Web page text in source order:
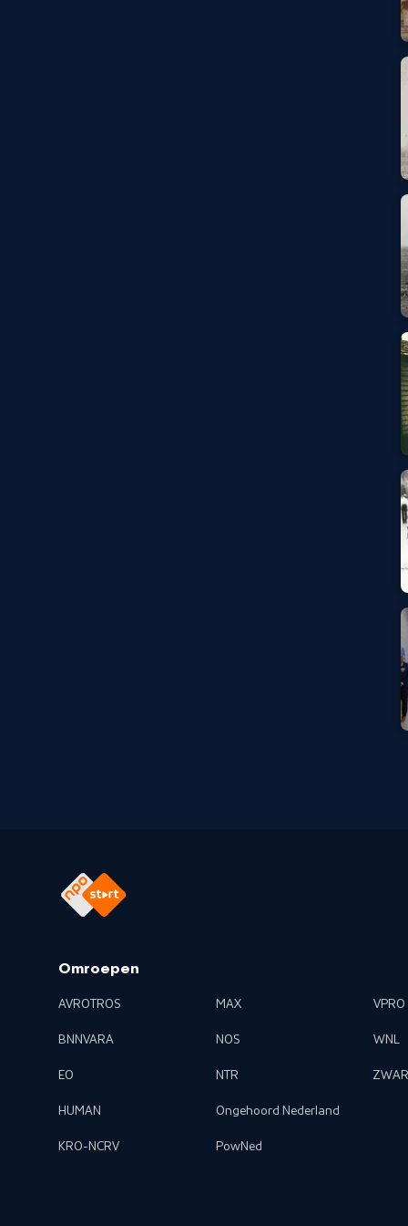
Omroepen
AVROTROS
BNNVARA
EO
HUMAN
KRO-NCRV
MAX
NOS
NTR
Ongehoord Nederland
PowNed
VPRO
WNL